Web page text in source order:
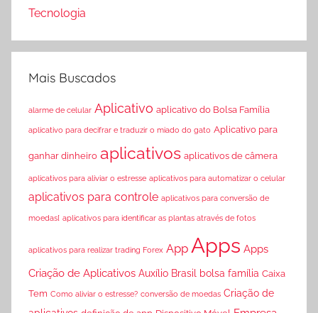
Tecnologia
Mais Buscados
alarme de celular Aplicativo aplicativo do Bolsa Família
aplicativo para decifrar e traduzir o miado do gato Aplicativo para
ganhar dinheiro aplicativos aplicativos de câmera
aplicativos para aliviar o estresse aplicativos para automatizar o celular
aplicativos para controle aplicativos para conversão de
moedas[ aplicativos para identificar as plantas através de fotos
aplicativos para realizar trading Forex App Apps Apps
Criação de Aplicativos Auxílio Brasil bolsa família Caixa
Tem Como aliviar o estresse? conversão de moedas Criação de